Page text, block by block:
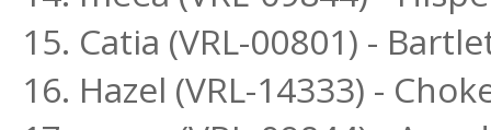
15. Catia (VRL-00801) -
16. Hazel (VRL-14333) -